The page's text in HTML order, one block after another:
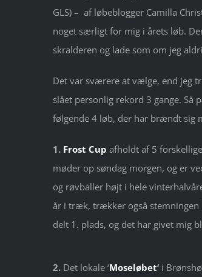
GLS) – af løbeblogger Camilla
noget særligt for mig i årets løb.
skralderen og lade som om jeg
Det var sværere at vælge, end jeg
slået personlig rekord 3 gange. Så
følgende 4 løb, der har brændt sig
1. Frost Cup afholdt af 5
møder op søndag morgen, og er
og røvballer højt i hele
år i træk, trækker også stemningen
delt 1. plads, og det har givet mig
2. Det lokale ‘Moseløbet‘ i